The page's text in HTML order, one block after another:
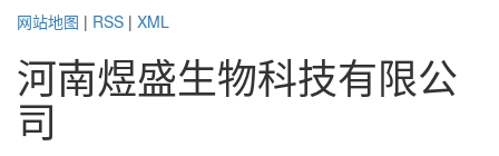
网站地图 | RSS | XML
河南煜盛生物科技有限公
司